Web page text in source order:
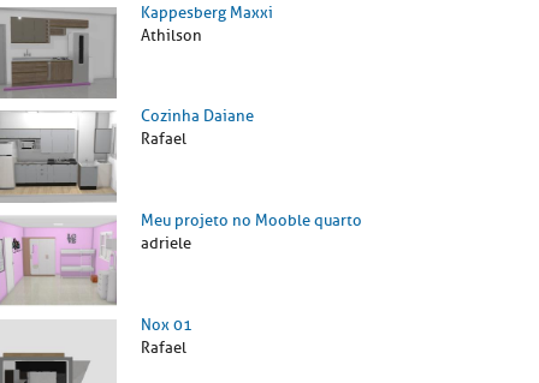
Kappesberg Maxxi
Athilson
Cozinha Daiane
Rafael
Meu projeto no Mooble quarto
adriele
Nox 01
Rafael